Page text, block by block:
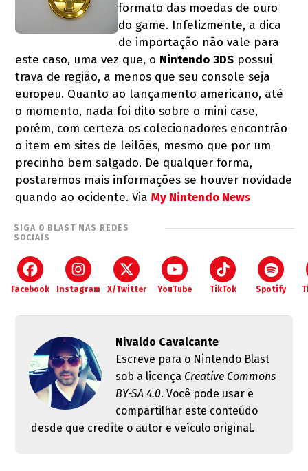
formato das moedas de ouro
do game. Infelizmente, a dica
de importação não vale para
este caso, uma vez que, o Nintendo 3DS possui
trava de região, a menos que seu console seja
europeu. Quanto ao lançamento americano, até
o momento, nada foi dito sobre o mini case,
porém, com certeza os colecionadores encontrão
o item em sites de leilões, mesmo que por um
precinho bem salgado. De qualquer forma,
postaremos mais informações se houver novidade
quando ao ocidente. ViaMy Nintendo News
SIGA O BLAST NAS REDES
SOCIAIS
Facebook Instagram X/Twitter YouTube TikTok Spotify
Nivaldo Cavalcante
Escreve para o Nintendo Blast
sob a licença Creative Commons
BY-SA 4.0. Você pode usar e
compartilhar este conteúdo
desde que credite o autor e veículo original.